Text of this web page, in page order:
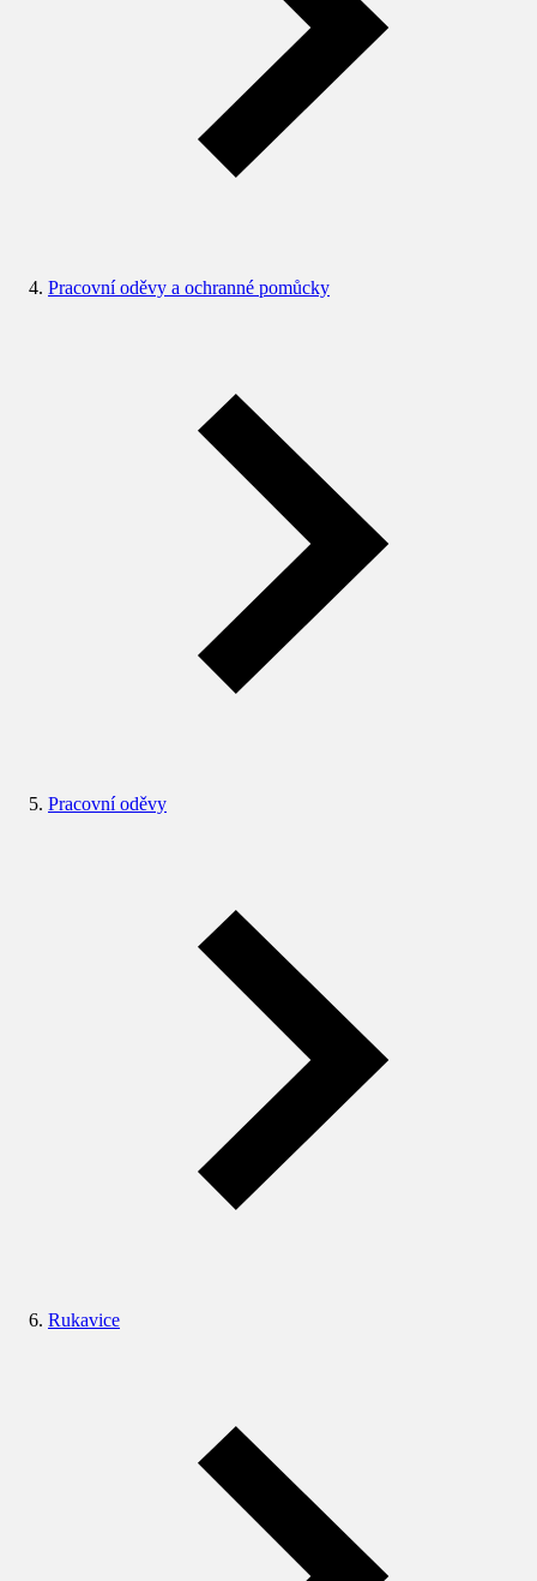
Pracovní oděvy a ochranné pomůcky
Pracovní oděvy
Rukavice